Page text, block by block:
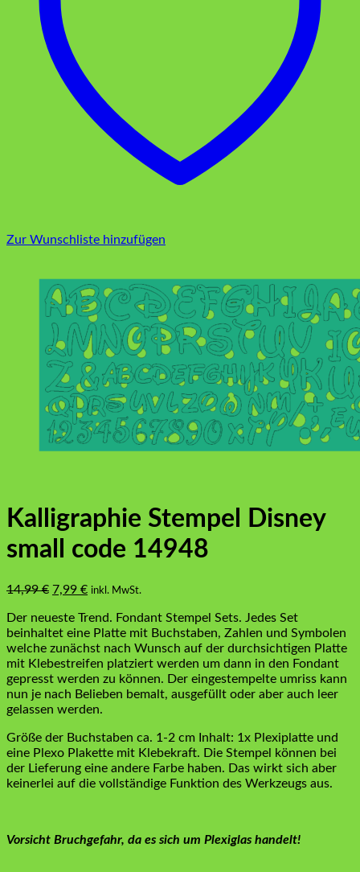
Zur Wunschliste hinzufügen
Kalligraphie Stempel Disney
small code 14948
14,99€ Ursprünglicher
war:
14,99 €
7,99 €Aktueller
ist:
7,99 €.
inkl. MwSt.
Der neueste Trend. Fondant Stempel Sets. Jedes Set
beinhaltet eine Platte mit Buchstaben, Zahlen und Symbolen
welche zunächst nach Wunsch auf der durchsichtigen Platte
mit Klebestreifen platziert werden um dann in den Fondant
gepresst werden zu können. Der eingestempelte umriss kann
nun je nach Belieben bemalt, ausgefüllt oder aber auch leer
gelassen werden.
Größe der Buchstaben ca. 1-2 cm Inhalt: 1x Plexiplatte und
eine Plexo Plakette mit Klebekraft. Die Stempel können bei
der Lieferung eine andere Farbe haben. Das wirkt sich aber
keinerlei auf die vollständige Funktion des Werkzeugs aus.
Vorsicht Bruchgefahr, da es sich um Plexiglas handelt!